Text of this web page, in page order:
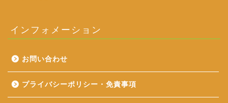
インフォメーション
お問い合わせ
プライバシーポリシー・免責事項
ホーム